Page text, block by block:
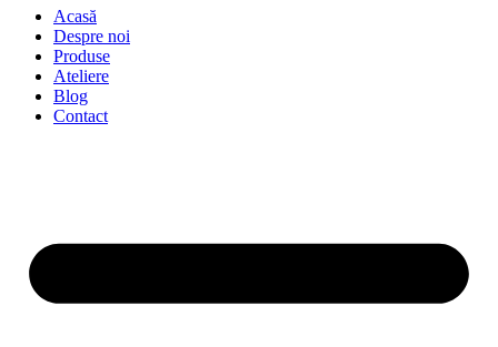
Acasă
Despre noi
Produse
Ateliere
Blog
Contact